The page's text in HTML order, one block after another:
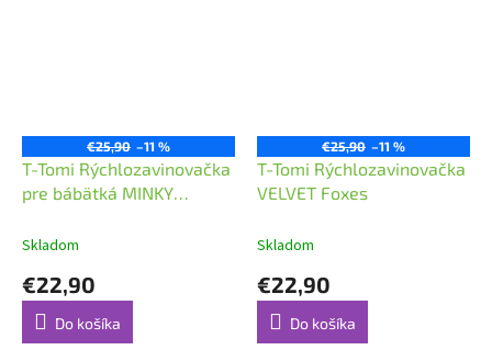
€25,90 –11 %
T-Tomi Rýchlozavinovačka
pre bábätká MINKY
Skladom
€22,90
Do košíka
€25,90 –11 %
T-Tomi Rýchlozavinovačka
VELVET Foxes
Skladom
€22,90
Do košíka